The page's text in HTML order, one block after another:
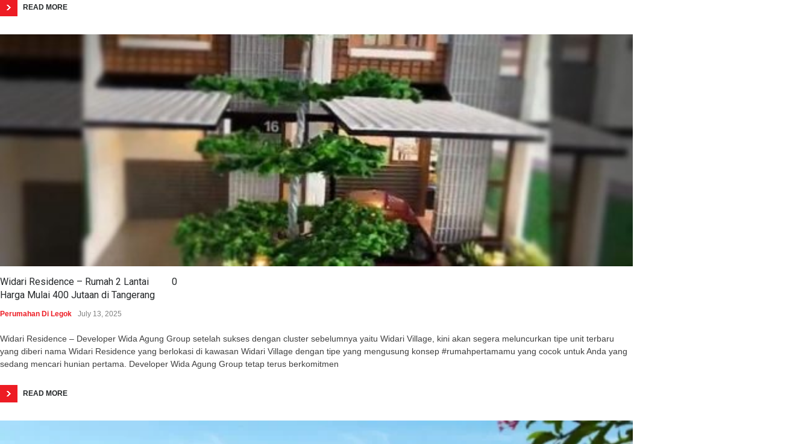
READ MORE
Widari Residence – Rumah 2 Lantai
Harga Mulai 400 Jutaan di Tangerang
0
Perumahan Di Legok July 13, 2025
Widari Residence – Developer Wida Agung Group setelah sukses dengan cluster sebelumnya yaitu Widari Village, kini akan segera meluncurkan tipe unit terbaru
yang diberi nama Widari Residence yang berlokasi di kawasan Widari Village dengan tipe yang mengusung konsep #rumahpertamamu yang cocok untuk Anda yang
sedang mencari hunian pertama. Developer Wida Agung Group tetap terus berkomitmen
READ MORE